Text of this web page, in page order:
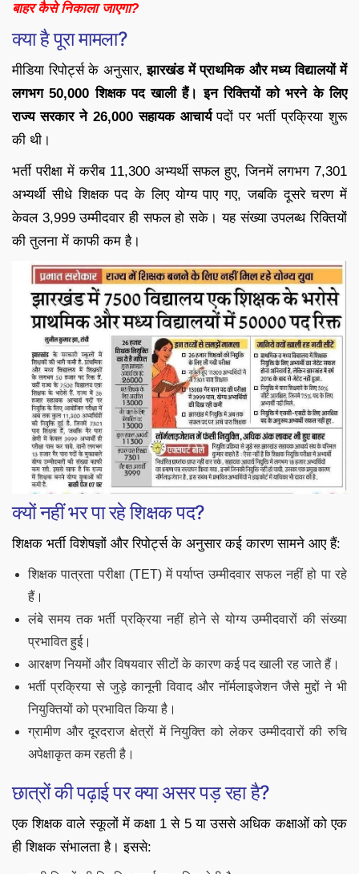
बाहर कैसे निकाला जाएगा?
क्या है पूरा मामला?
मीडिया रिपोर्ट्स के अनुसार,झारखंड में प्राथमिक और मध्य विद्यालयों में
लगभग 50,000 शिक्षक पद खाली हैं। इन रिक्तियों को भरने के लिए
राज्य सरकार ने 26,000 सहायक आचार्यपदों पर भर्ती प्रक्रिया शुरू
की थी।
भर्ती परीक्षा में करीब 11,300 अभ्यर्थी सफल हुए, जिनमें लगभग 7,301
अभ्यर्थी सीधे शिक्षक पद के लिए योग्य पाए गए, जबकि दूसरे चरण में
केवल 3,999 उम्मीदवार ही सफल हो सके। यह संख्या उपलब्ध रिक्तियों
की तुलना में काफी कम है।
क्यों नहीं भर पा रहे शिक्षक पद?
शिक्षक भर्ती विशेषज्ञों और रिपोर्ट्स के अनुसार कई कारण सामने आए हैं:
शिक्षक पात्रता परीक्षा (TET) में पर्याप्त उम्मीदवार सफल नहीं हो पा रहे
हैं।
लंबे समय तक भर्ती प्रक्रिया नहीं होने से योग्य उम्मीदवारों की संख्या
प्रभावित हुई।
आरक्षण नियमों और विषयवार सीटों के कारण कई पद खाली रह जाते हैं।
भर्ती प्रक्रिया से जुड़े कानूनी विवाद और नॉर्मलाइजेशन जैसे मुद्दों ने भी
नियुक्तियों को प्रभावित किया है।
ग्रामीण और दूरदराज क्षेत्रों में नियुक्ति को लेकर उम्मीदवारों की रुचि
अपेक्षाकृत कम रहती है।
छात्रों की पढ़ाई पर क्या असर पड़ रहा है?
एक शिक्षक वाले स्कूलों में कक्षा 1 से 5 या उससे अधिक कक्षाओं को एक
ही शिक्षक संभालता है। इससे: